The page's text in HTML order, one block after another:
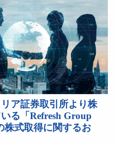
ア証券取引所より株
る「Refresh Group
株式取得に関するお